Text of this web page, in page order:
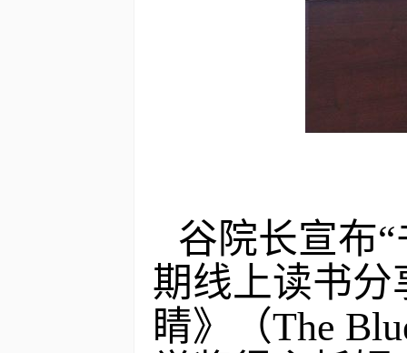
谷院长宣布
期线上读书
睛》（The